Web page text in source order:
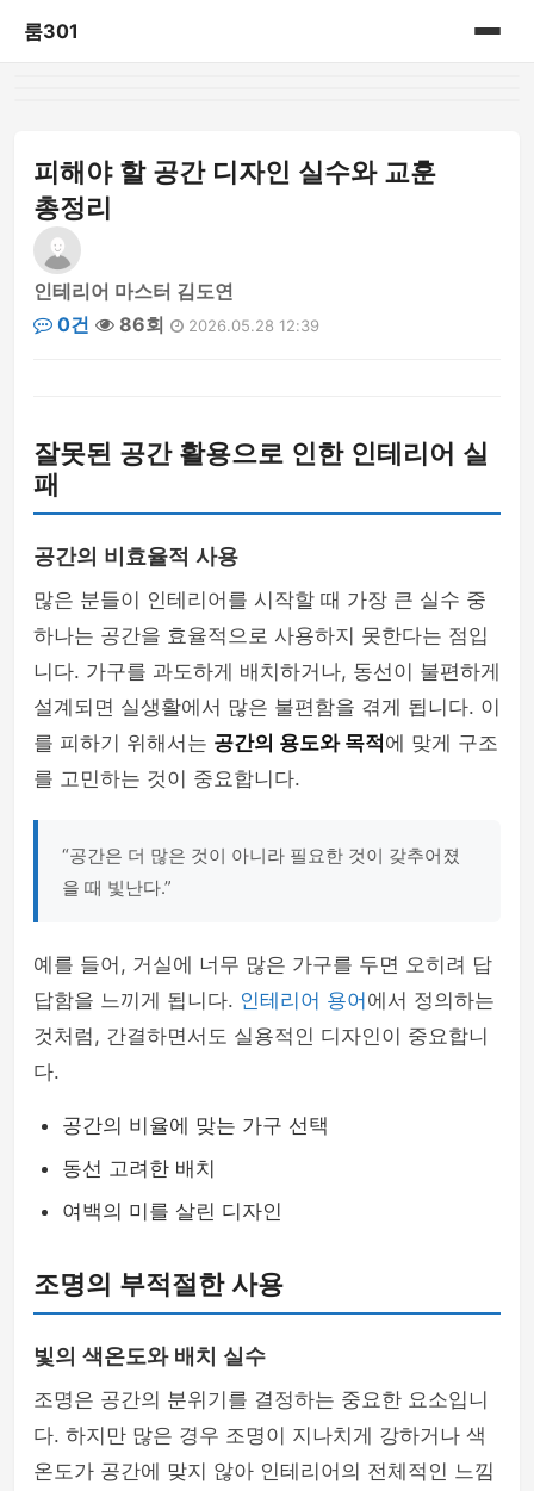
룸301
피해야 할 공간 디자인 실수와 교훈
총정리
인테리어 마스터 김도연
0건
86회 2026.05.28 12:39
잘못된 공간 활용으로 인한 인테리어 실
패
공간의 비효율적 사용
많은 분들이 인테리어를 시작할 때 가장 큰 실수 중
하나는 공간을 효율적으로 사용하지 못한다는 점입
니다. 가구를 과도하게 배치하거나, 동선이 불편하게
설계되면 실생활에서 많은 불편함을 겪게 됩니다. 이
를 피하기 위해서는 공간의 용도와 목적에 맞게 구조
를 고민하는 것이 중요합니다.
“공간은 더 많은 것이 아니라 필요한 것이 갖추어졌
을 때 빛난다.”
예를 들어, 거실에 너무 많은 가구를 두면 오히려 답
답함을 느끼게 됩니다. 인테리어 용어 에서 정의하는
것처럼, 간결하면서도 실용적인 디자인이 중요합니
다.
공간의 비율에 맞는 가구 선택
동선 고려한 배치
여백의 미를 살린 디자인
조명의 부적절한 사용
빛의 색온도와 배치 실수
조명은 공간의 분위기를 결정하는 중요한 요소입니
다. 하지만 많은 경우 조명이 지나치게 강하거나 색
온도가 공간에 맞지 않아 인테리어의 전체적인 느낌